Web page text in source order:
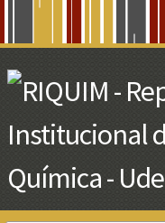
Main
Content